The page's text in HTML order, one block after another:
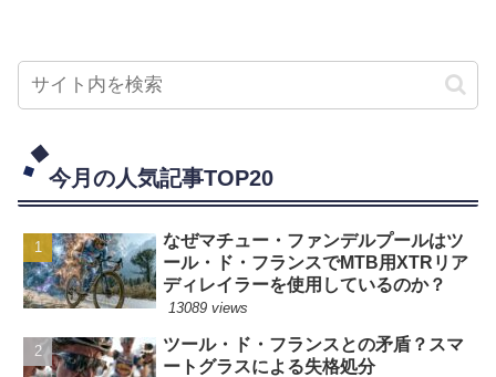
今月の人気記事TOP20
なぜマチュー・ファンデルプールはツ
ール・ド・フランスでMTB用XTRリア
ディレイラーを使用しているのか？
13089 views
ツール・ド・フランスとの矛盾？スマ
ートグラスによる失格処分